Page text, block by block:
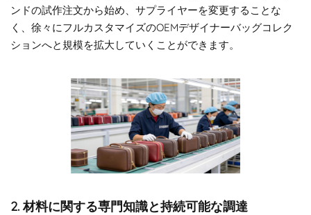
ンドの試作注文から始め、サプライヤーを変更することな
く、徐々にフルカスタマイズのOEMデザイナーバッグコレク
ションへと規模を拡大していくことができます。
2. 材料に関する専門知識と持続可能な調達